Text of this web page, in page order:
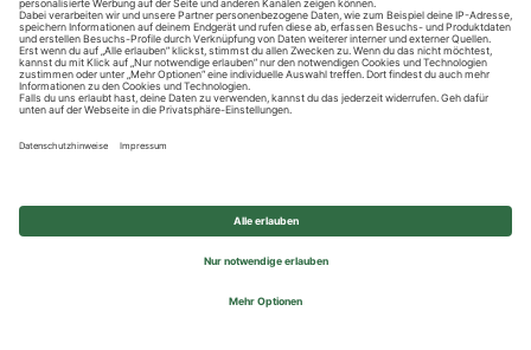
Impressum
Privatsphäre-Einstellungen
© 2026 REWE Group - All rights reserved